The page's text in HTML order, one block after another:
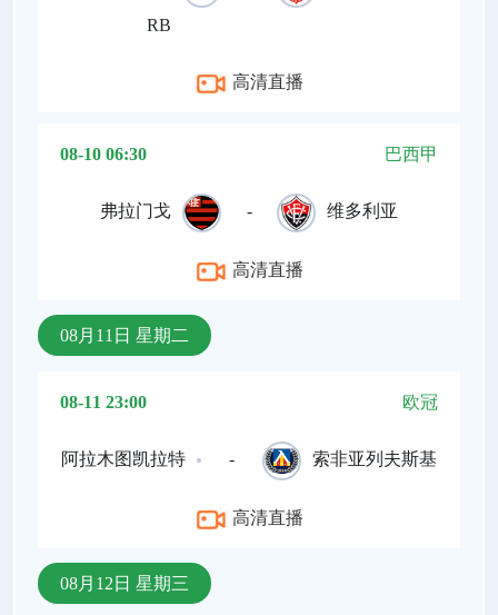
RB
高清直播
08-10 06:30 巴西甲
弗拉门戈 - 维多利亚
高清直播
08月11日 星期二
08-11 23:00 欧冠
阿拉木图凯拉特 - 索非亚列夫斯基
高清直播
08月12日 星期三